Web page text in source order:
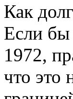
Как
Если бы
1972,
что это